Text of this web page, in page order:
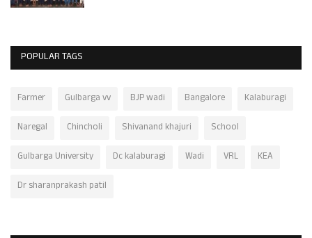
POPULAR TAGS
Farmer Gulbarga vv BJP wadi Bangalore
Kalaburagi
Naregal
Chincholi Shivanand khajuri
School
Gulbarga University
Dc kalaburagi Wadi VRL
KEA
Dr sharanprakash patil